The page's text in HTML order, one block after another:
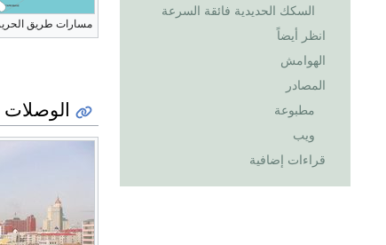
السكك الحديدية فائقة السرعة
انظر أيضاً
الهوامش
المصادر
مطبوعة
ويب
قراءات إضافية
مسارات طريق الحرير
الوصلات